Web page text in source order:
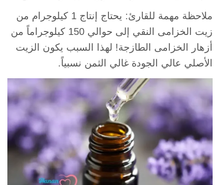
ملاحظة مهمة للقارئ: يحتاج إنتاج 1 كيلوجرام من
زيت الخزامى النقي إلى حوالي 150 كيلوجراماً من
أزهار الخزامى الطازجة! لهذا السبب يكون الزيت
الأصلي عالي الجودة غالي الثمن نسبياً.